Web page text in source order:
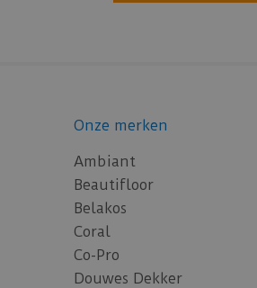
Onze merken
Ambiant
Beautifloor
Belakos
Coral
Co-Pro
Douwes Dekker